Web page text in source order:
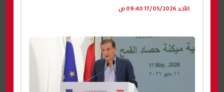
الأحد 17/05/2026 09:40 ص